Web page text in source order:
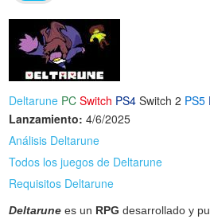
Deltarune PC Switch PS4 Switch 2 PS5
Lanzamiento: 4/6/2025
Análisis Deltarune
Todos los juegos de Deltarune
Requisitos Deltarune
Deltarune es un RPG desarrollado y